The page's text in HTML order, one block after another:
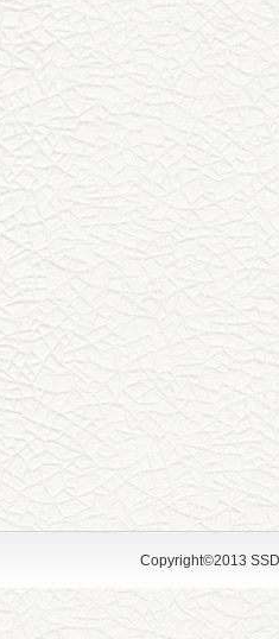
Copyright©2013